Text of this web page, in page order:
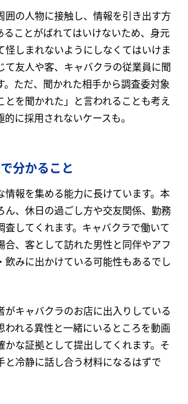
囲の人物に接触し、情報を引き出す方
ることがばれてはいけないため、身元
怪しまれないようにしなくてはいけま
て友人や客、キャバクラの従業員に聞
。ただ、聞かれた相手から調査委対象
とを聞かれた」と言われることも考え
に採用されないケースも。
分かること
情報を集める能力に長けています。本
ん、休日の過ごし方や交友関係、勤務
査してくれます。キャバクラで働いて
合、客として訪れた男性と同伴やアフ
飲みに出かけている可能性もあるでし
がキャバクラのお店に出入りしている
われる異性と一緒にいるところを動画
かな証拠として提出してくれます。そ
と冷静に話し合う材料になるはずで